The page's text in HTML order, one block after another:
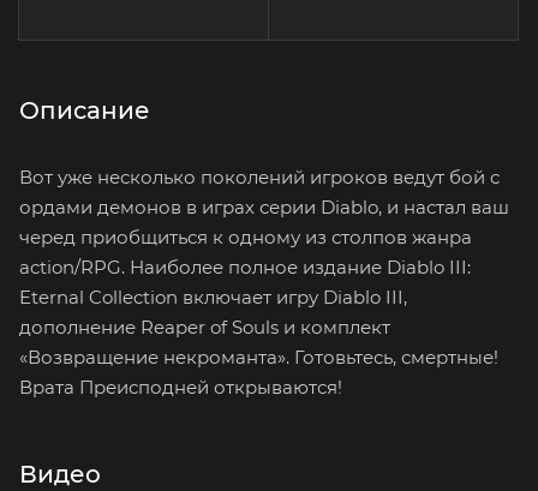
Описание
Вот уже несколько поколений игроков ведут бой с
ордами демонов в играх серии Diablo, и настал ваш
черед приобщиться к одному из столпов жанра
action/RPG. Наиболее полное издание Diablo III:
Eternal Collection включает игру Diablo III,
дополнение Reaper of Souls и комплект
«Возвращение некроманта». Готовьтесь, смертные!
Врата Преисподней открываются!
Видео